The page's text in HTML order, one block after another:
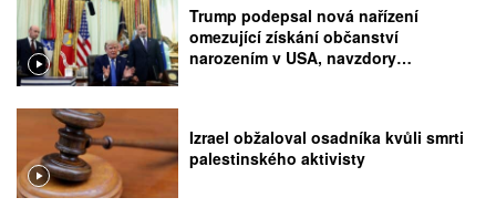
Trump podepsal nová nařízení
omezující získání občanství
narozením v USA, navzdory
Izrael obžaloval osadníka kvůli smrti
palestinského aktivisty